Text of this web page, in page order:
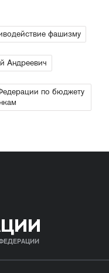
фашизму
Андреевич
по бюджету